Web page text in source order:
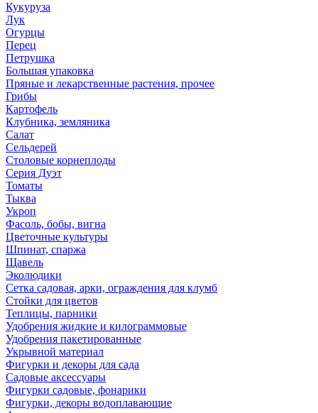
Кукуруза
Лук
Огурцы
Перец
Петрушка
Большая упаковка
Пряные и лекарственные растения, прочее
Грибы
Картофель
Клубника, земляника
Салат
Сельдерей
Столовые корнеплоды
Серия Дуэт
Томаты
Тыква
Укроп
Фасоль, бобы, вигна
Цветочные культуры
Шпинат, спаржа
Щавель
Эколюдики
Сетка садовая, арки, ограждения для клумб
Стойки для цветов
Теплицы, парники
Удобрения жидкие и килограммовые
Удобрения пакетированные
Укрывной материал
Фигурки и декоры для сада
Садовые аксессуары
Фигурки садовые, фонарики
Фигурки, декоры водоплавающие